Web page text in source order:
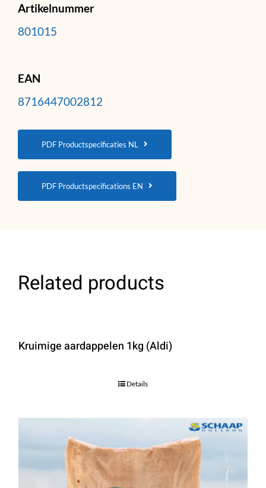
Artikelnummer
801015
EAN
8716447002812
PDF Productspecificaties NL
PDF Productspecifications EN
Related products
Kruimige aardappelen 1kg (Aldi)
Details